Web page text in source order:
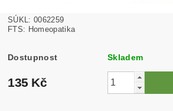
SÚKL: 0062259
FTS: Homeopatika
Dostupnost Skladem
135 Kč